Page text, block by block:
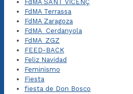
FdMA SANT VICENÇ
FdMA Terrassa
FdMA Zaragoza
FdMA_Cerdanyola
FdMA_ZGZ
FEED-BACK
Feliz Navidad
Feminismo
Fiesta
fiesta de Don Bosco